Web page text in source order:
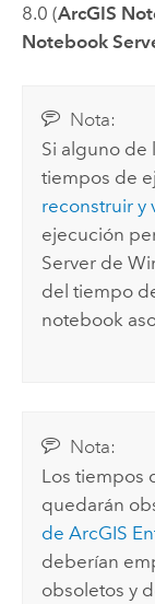
8.0 (ArcGIS
Notebook
Nota:
Si alguno de
tiempos de
reconstruir y
ejecución
Server de
del tiempo
notebook
Nota:
Los tiempos
quedarán
deArcGIS
deberían
obsoletos y